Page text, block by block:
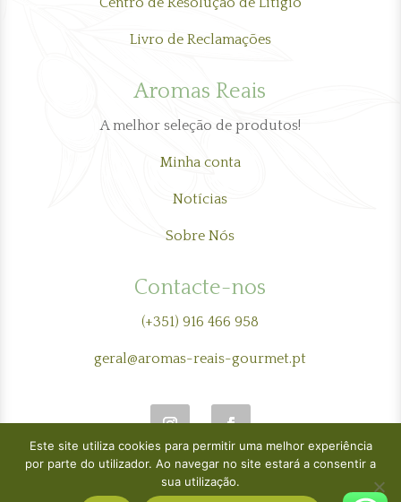
Livro de Reclamações
Aromas Reais
A melhor seleção de produtos!
Minha conta
Notícias
Sobre Nós
Contacte-nos
(+351) 916 466 958
geral@aromas-reais-gourmet.pt
Este site utiliza cookies para permitir uma melhor experiência
por parte do utilizador. Ao navegar no site estará a consentir a
sua utilização.